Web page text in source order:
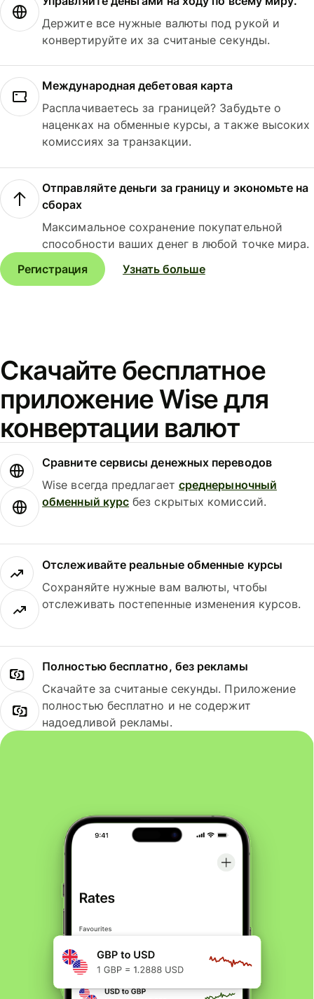
Держите все нужные валюты под рукой и
конвертируйте их за считаные секунды.
Международная дебетовая карта
Расплачиваетесь за границей? Забудьте о
наценках на обменные курсы, а также высоких
комиссиях за транзакции.
Отправляйте деньги за границу и экономьте на
сборах
Максимальное сохранение покупательной
способности ваших денег в любой точке мира.
Регистрация
Узнать больше
Скачайте бесплатное
приложение Wise для
конвертации валют
Сравните сервисы денежных переводов
Wise всегда предлагает среднерыночный
обменный курс без скрытых комиссий.
Отслеживайте реальные обменные курсы
Сохраняйте нужные вам валюты, чтобы
отслеживать постепенные изменения курсов.
Полностью бесплатно, без рекламы
Скачайте за считаные секунды. Приложение
полностью бесплатно и не содержит
надоедливой рекламы.